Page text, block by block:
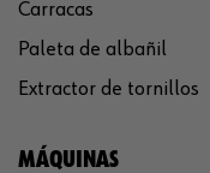
Carracas
Paleta de albañil
Extractor de tornillos
MÁQUINAS